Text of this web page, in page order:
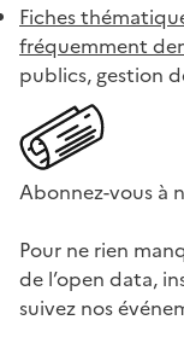
Fiches
fréquemment
publics, gestion
Abonnez-vous à
Pour ne rien
de l’open data,
suivez nos